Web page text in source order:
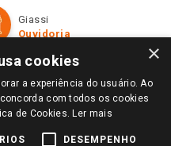
Giassi
Ouvidoria
×
cookies
a experiência do usuário. Ao
com todos os cookies
de Cookies. Ler mais
DESEMPENHO